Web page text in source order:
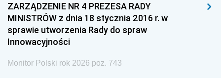
ZARZĄDZENIE NR 4 PREZESA RADY
MINISTRÓW z dnia 18 stycznia 2016 r. w
sprawie utworzenia Rady do spraw
Innowacyjności
Monitor Polski rok 2026 poz. 743